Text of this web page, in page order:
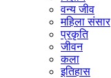
वन्य जीव
महिला संसार
प्रकृति
जीवन
कला
इतिहास